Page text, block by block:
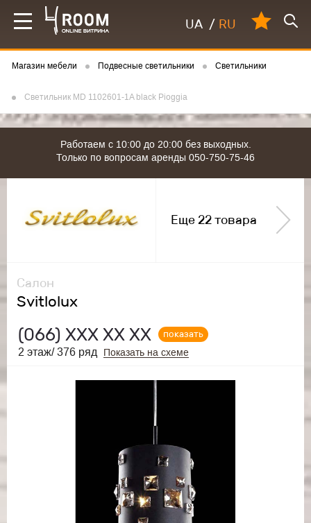
UA / RU
Магазин мебели Подвесные светильники Светильники
Светильник MD 1102601-1A black Pioggia
Работаем с 10:00 до 20:00 без выходных.
Только по вопросам аренды 050-750-75-46
Салон
Svitlolux
(066) ХХХ ХХ ХХ
показать
2 этаж/ 376 ряд
Показать на схеме
Еще 22 товара